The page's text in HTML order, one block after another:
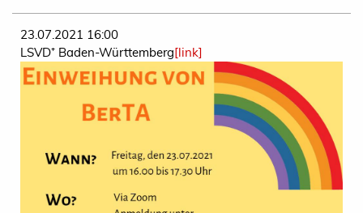
23.07.2021 16:00
LSVD⁺ Baden-Württemberg[link]